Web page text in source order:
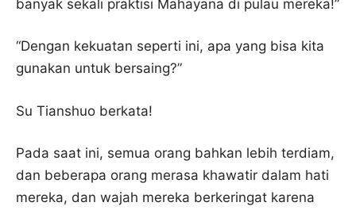
banyak sekali praktisi Mahayana di pulau mereka!”
“Dengan kekuatan seperti ini, apa yang bisa kita
gunakan untuk bersaing?”
Su Tianshuo berkata!
Pada saat ini, semua orang bahkan lebih terdiam,
dan beberapa orang merasa khawatir dalam hati
mereka, dan wajah mereka berkeringat karena